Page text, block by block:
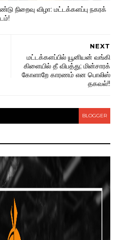
நிறைவு விழா: மட்டக்களப்பு நகரக்
NEXT
மட்டக்களப்பில் யூனியன் வங்கி
கிளையில் தீ விபத்து; மின்சாரக்
கோளாறே காரணம் என பொலிஸ்
தகவல்!!
BLOGGER